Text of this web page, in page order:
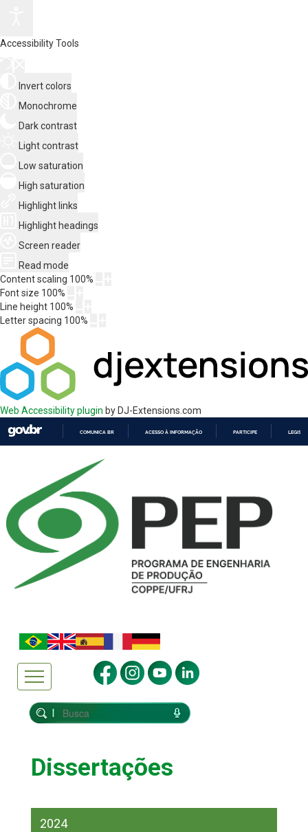
Accessibility Tools
Invert colors
Monochrome
Dark contrast
Light contrast
Low saturation
High saturation
Highlight links
Highlight headings
Screen reader
Read mode
Content scaling 100%
Font size 100%
Line height 100%
Letter spacing 100%
Web Accessibility plugin by DJ-Extensions.com
COMUNICA BR ACESSO À INFORMAÇÃO PARTICIPE
Dissertações
2024